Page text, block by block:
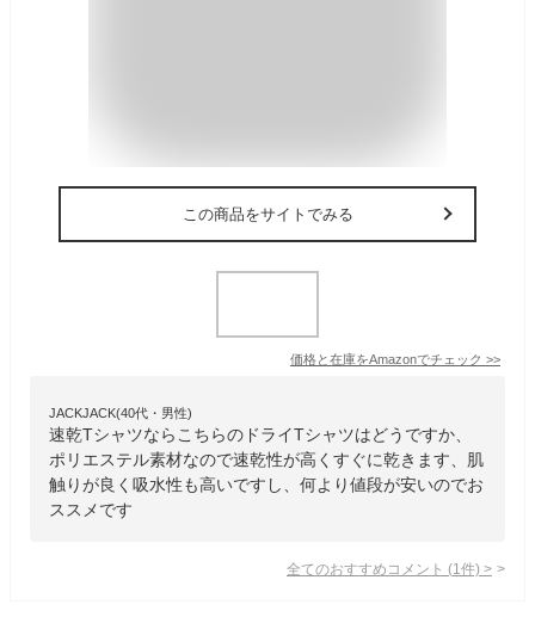
この商品をサイトでみる
価格と在庫をAmazonでチェック >>
JACKJACK(40代・男性)
速乾TシャツならこちらのドライTシャツはどうですか、
ポリエステル素材なので速乾性が高くすぐに乾きます、肌
触りが良く吸水性も高いですし、何より値段が安いのでお
ススメです
全てのおすすめコメント (1 件) >